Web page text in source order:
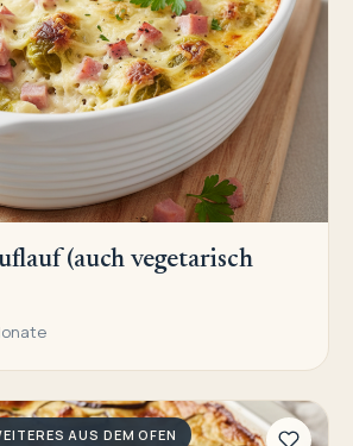
(auch vegetarisch
AUS DEM OFEN